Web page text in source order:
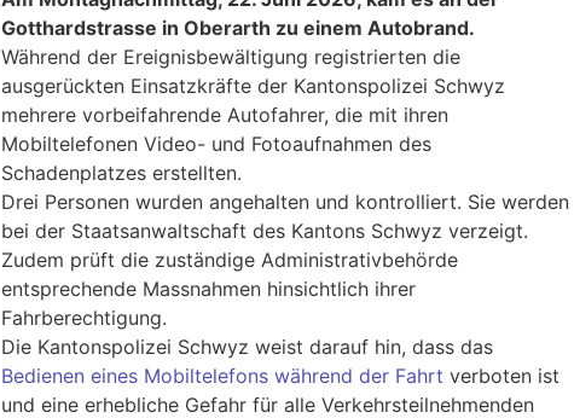
Gotthardstrasse in Oberarth zu einem Autobrand.
Während der Ereignisbewältigung registrierten die
ausgerückten Einsatzkräfte der Kantonspolizei Schwyz
mehrere vorbeifahrende Autofahrer, die mit ihren
Mobiltelefonen Video- und Fotoaufnahmen des
Schadenplatzes erstellten.
Drei Personen wurden angehalten und kontrolliert. Sie werden
bei der Staatsanwaltschaft des Kantons Schwyz verzeigt.
Zudem prüft die zuständige Administrativbehörde
entsprechende Massnahmen hinsichtlich ihrer
Fahrberechtigung.
Die Kantonspolizei Schwyz weist darauf hin, dass das
Bedienen eines Mobiltelefons während der Fahrt verboten ist
und eine erhebliche Gefahr für alle Verkehrsteilnehmenden